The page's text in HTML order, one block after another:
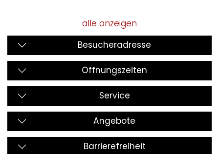
alle anzeigen
Besucheradresse
Öffnungszeiten
Service
Angebote
Barrierefreiheit